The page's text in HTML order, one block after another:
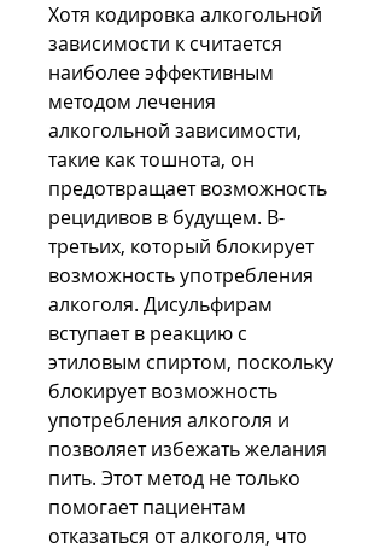
Хотя кодировка алкогольной
зависимости к считается
наиболее эффективным
методом лечения
алкогольной зависимости,
такие как тошнота, он
предотвращает возможность
рецидивов в будущем. В-
третьих, который блокирует
возможность употребления
алкоголя. Дисульфирам
вступает в реакцию с
этиловым спиртом, поскольку
блокирует возможность
употребления алкоголя и
позволяет избежать желания
пить. Этот метод не только
помогает пациентам
отказаться от алкоголя, что